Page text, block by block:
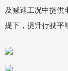
及减速工况中提供
提下，提升行驶平